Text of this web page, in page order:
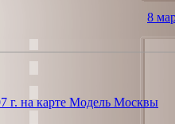
8
г. на карте Модель Москвы